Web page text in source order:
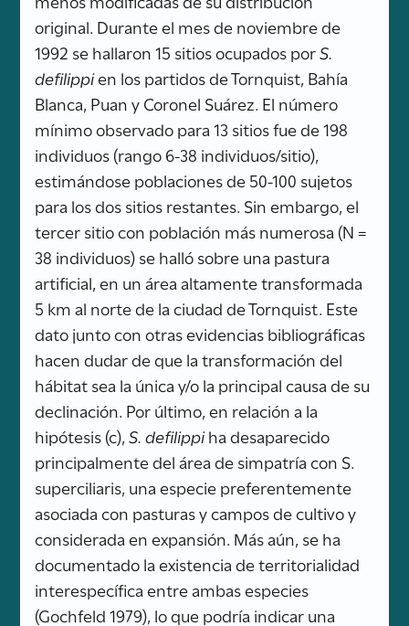
original. Durante el mes de noviembre de
1992 se hallaron 15 sitios ocupados porS.
defilippien los partidos de Tornquist, Bahía
Blanca, Puan y Coronel Suárez. El número
mínimo observado para 13 sitios fue de 198
individuos (rango 6-38 individuos/sitio),
estimándose poblaciones de 50-100 sujetos
para los dos sitios restantes. Sin embargo, el
tercer sitio con población más numerosa (N =
38 individuos) se halló sobre una pastura
artificial, en un área altamente transformada
5 km al norte de la ciudad de Tornquist. Este
dato junto con otras evidencias bibliográficas
hacen dudar de que la transformación del
hábitat sea la única y/o la principal causa de su
declinación. Por último, en relación a la
hipótesis (c),S. defilippiha desaparecido
principalmente del área de simpatría con S.
superciliaris, una especie preferentemente
asociada con pasturas y campos de cultivo y
considerada en expansión. Más aún, se ha
documentado la existencia de territorialidad
interespecífica entre ambas especies
(Gochfeld 1979), lo que podría indicar una